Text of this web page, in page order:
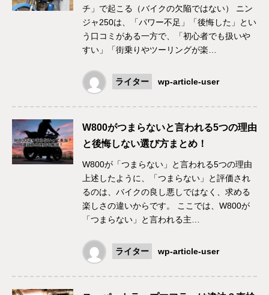
チ」で起こる（バイクの欠陥ではない） ニン
ジャ250は、「パワー不足」「後悔した」とい
う口コミがある一方で、「初心者でも扱いや
すい」「街乗りやツーリングが楽…
ライター wp-article-user
W800がつまらないと言われる5つの理由
と後悔しない選び方まとめ！
W800が「つまらない」と言われる5つの理由
上述したように、「つまらない」と評価され
るのは、バイクの良し悪しではなく、求める
楽しさの違いからです。 ここでは、W800が
「つまらない」と言われる主…
ライター wp-article-user